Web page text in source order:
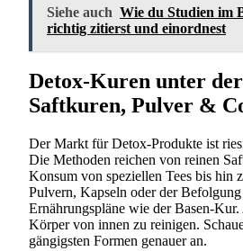
Siehe auch Wie du Studien im
richtig zitierst und einordnest
Detox-Kuren unter
Saftkuren, Pulver &
Der Markt für Detox-Produkte ist
Die Methoden reichen von reinen
Konsum von speziellen Tees bis hin
Pulvern, Kapseln oder der Befolgung
Ernährungspläne wie der Basen-
Körper von innen zu reinigen.
gängigsten Formen genauer an.